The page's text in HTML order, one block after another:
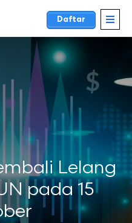
Daftar
Lelang
pada 15